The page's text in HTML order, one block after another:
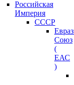
Российская
Империя
СССР
Союз
(
ЕАС
)